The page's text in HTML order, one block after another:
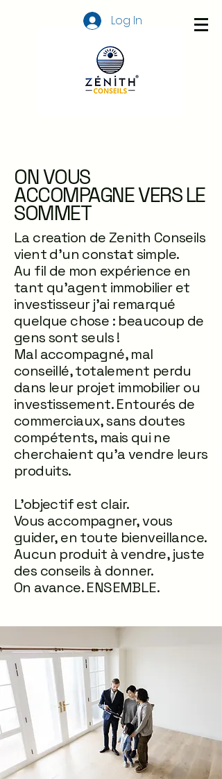
Log In
ON VOUS
ACCOMPAGNE VERS LE
SOMMET
La creation de Zenith Conseils
vient d'un constat simple.
Au fil de mon expérience en
tant qu'agent immobilier et
investisseur j'ai remarqué
quelque chose : beaucoup de
gens sont seuls !
Mal accompagné, mal
conseillé, totalement perdu
dans leur projet immobilier ou
investissement. Entourés de
commerciaux, sans doutes
compétents, mais qui ne
cherchaient qu'a vendre leurs
produits.
L'objectif est clair.
Vous accompagner, vous
guider, en toute bienveillance.
Aucun produit à vendre, juste
des conseils à donner.
On avance. ENSEMBLE.